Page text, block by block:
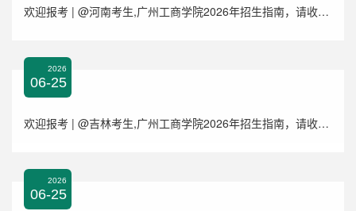
欢迎报考 | @河南考生,广州工商学院2026年招生指南，请收藏！
2026
06-25
欢迎报考 | @吉林考生,广州工商学院2026年招生指南，请收藏！
2026
06-25